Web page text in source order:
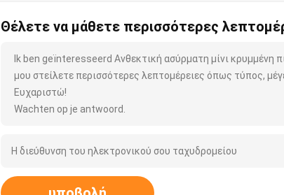
Θέλετε να μάθετε περισσότερες
Ik ben geïnteresseerd Ανθεκτική ασύρματη μίνι κρυμμένη
μου στείλετε περισσότερες λεπτομέρειες όπως τύπος,
Ευχαριστώ!
Wachten op je antwoord.